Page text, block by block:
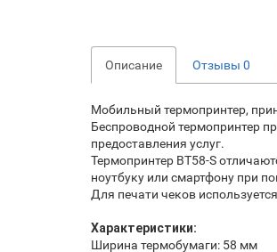
Описание Отзывы 0
Мобильный термопринтер,
Беспроводной термопринтер
предоставления услуг.
Термопринтер BT58-S
ноутбуку или смартфону при
Для печати чеков
Характеристики:
Ширина термобумаги: 58 мм